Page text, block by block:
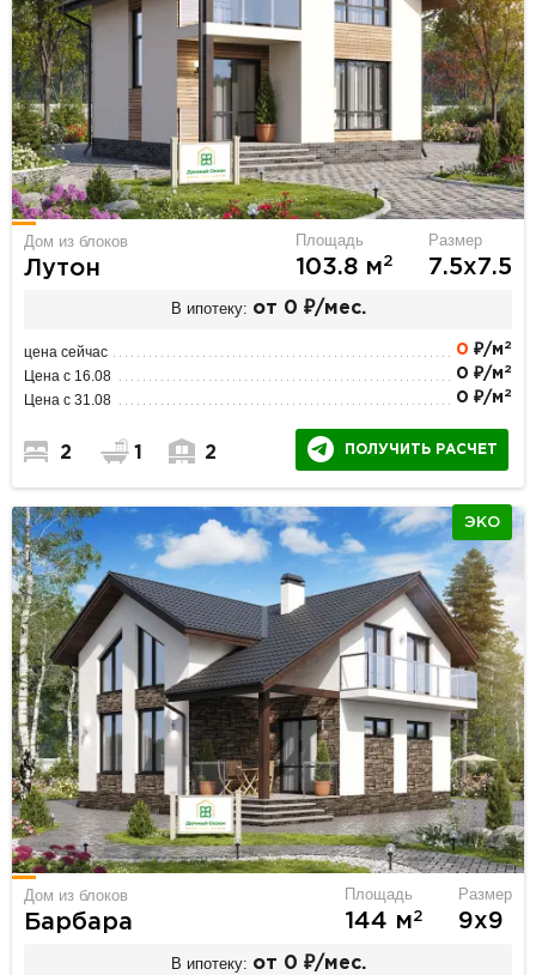
Дом из блоков
Лутон
Площадь
103.8 м2
Размер
7.5х7.5
В ипотеку: от 0 ₽/мес.
цена сейчас 0 ₽/м 2
Цена с 16.08 0 ₽/м 2
Цена с 31.08 0 ₽/м 2
2 1 2 ПОЛУЧИТЬ РАСЧЕТ
ЭКО
Дом из блоков
Барбара
Площадь
144 м2
Размер
9х9
В ипотеку: от 0 ₽/мес.